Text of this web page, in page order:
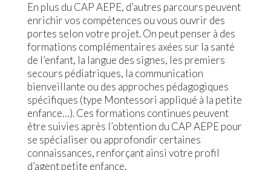
En plus du CAP AEPE, d’autres parcours peuvent
enrichir vos compétences ou vous ouvrir des
portes selon votre projet. On peut penser à des
formations complémentaires axées sur la santé
de l’enfant, la langue des signes, les premiers
secours pédiatriques, la communication
bienveillante ou des approches pédagogiques
spécifiques (type Montessori appliqué à la petite
enfance…). Ces formations continues peuvent
être suivies après l’obtention du CAP AEPE pour
se spécialiser ou approfondir certaines
connaissances, renforçant ainsi votre profil
d’agent petite enfance.